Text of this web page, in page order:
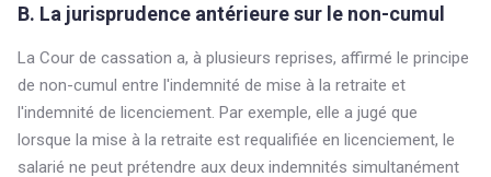
B. La jurisprudence antérieure sur le non-cumul
La Cour de cassation a, à plusieurs reprises, affirmé le principe
de non-cumul entre l'indemnité de mise à la retraite et
l'indemnité de licenciement. Par exemple, elle a jugé que
lorsque la mise à la retraite est requalifiée en licenciement, le
salarié ne peut prétendre aux deux indemnités simultanément